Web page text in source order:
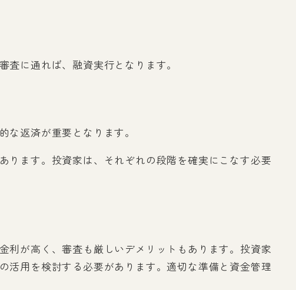
に通れば、融資実行となります。
返済が重要となります。
ります。投資家は、それぞれの段階を確実にこなす必要
利が高く、審査も厳しいデメリットもあります。投資家
活用を検討する必要があります。適切な準備と資金管理